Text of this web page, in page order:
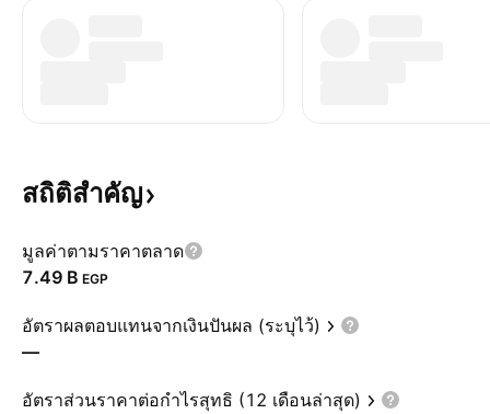
สถิติสำคัญ
มูลค่าตามราคาตลาด
‪7.49 B‬ EGP
อัตราผลตอบแทนจากเงินปันผล (ระบุไว้)
—
อัตราส่วนราคาต่อกำไรสุทธิ (12 เดือนล่าสุด)